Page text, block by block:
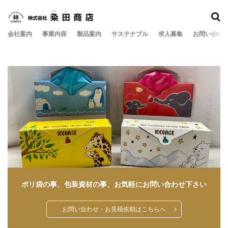
会社案内 事業内容 製品案内 サステナブル 求人募集 お問い合わ
ポリ袋の事、包装資材の事、お気軽にお問い合わせ下さい
お問い合わせ・お見積依頼はこちらへ